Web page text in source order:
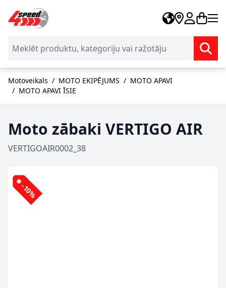
Skip to Content
Motoveikals / MOTO EKIPĒJUMS / MOTO APAVI
/ MOTO APAVI ĪSIE
Moto zābaki VERTIGO AIR
VERTIGOAIR0002_38
-10%